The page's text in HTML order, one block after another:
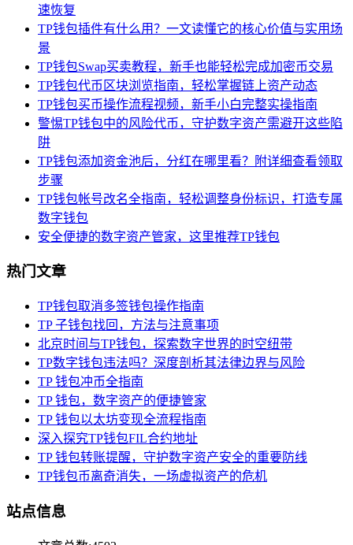
速恢复
TP钱包插件有什么用？一文读懂它的核心价值与实用场
景
TP钱包Swap买卖教程，新手也能轻松完成加密币交易
TP钱包代币区块浏览指南，轻松掌握链上资产动态
TP钱包买币操作流程视频，新手小白完整实操指南
警惕TP钱包中的风险代币，守护数字资产需避开这些陷
阱
TP钱包添加资金池后，分红在哪里看？附详细查看领取
步骤
TP钱包帐号改名全指南，轻松调整身份标识，打造专属
数字钱包
安全便捷的数字资产管家，这里推荐TP钱包
热门文章
TP钱包取消多签钱包操作指南
TP 子钱包找回，方法与注意事项
北京时间与TP钱包，探索数字世界的时空纽带
TP数字钱包违法吗？深度剖析其法律边界与风险
TP 钱包冲币全指南
TP 钱包，数字资产的便捷管家
TP 钱包以太坊变现全流程指南
深入探究TP钱包FIL合约地址
TP 钱包转账提醒，守护数字资产安全的重要防线
TP钱包币离奇消失，一场虚拟资产的危机
站点信息